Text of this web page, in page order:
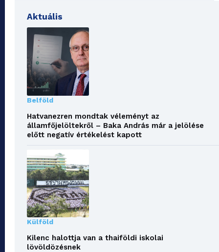
Aktuális
Belföld
Hatvanezren mondtak véleményt az
államfőjelöltekről – Baka András már a jelölése
előtt negatív értékelést kapott
Külföld
Kilenc halottja van a thaiföldi iskolai
lövöldözésnek